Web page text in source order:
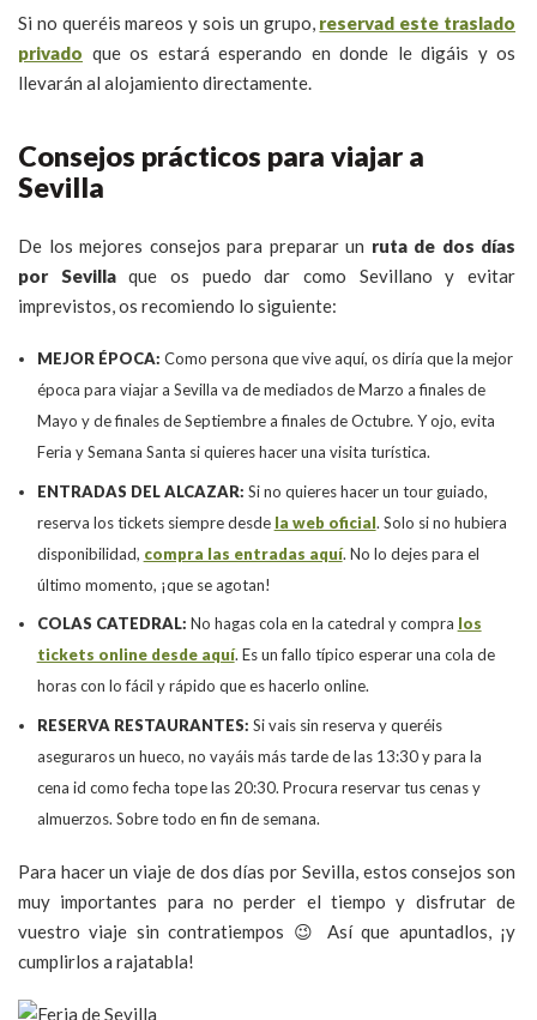
Si no queréis mareos y sois un grupo, reservad este traslado
privado que os estará esperando en donde le digáis y os
llevarán al alojamiento directamente.
Consejos prácticos para viajar a
Sevilla
De los mejores consejos para preparar un ruta de dos días
por Sevillaque os puedo dar como Sevillano y evitar
imprevistos, os recomiendo lo siguiente:
MEJOR ÉPOCA: Como persona que vive aquí, os diría que la mejor
época para viajar a Sevilla va de mediados de Marzo a finales de
Mayo y de finales de Septiembre a finales de Octubre. Y ojo, evita
Feria y Semana Santa si quieres hacer una visita turística.
ENTRADAS DEL ALCAZAR: Si no quieres hacer un tour guiado,
reserva los tickets siempre desde la web oficial. Solo si no hubiera
disponibilidad, compra las entradas aquí. No lo dejes para el
último momento, ¡que se agotan!
COLAS CATEDRAL: No hagas cola en la catedral y compra los
tickets online desde aquí. Es un fallo típico esperar una cola de
horas con lo fácil y rápido que es hacerlo online.
RESERVA RESTAURANTES: Si vais sin reserva y queréis
aseguraros un hueco, no vayáis más tarde de las 13:30 y para la
cena id como fecha tope las 20:30. Procura reservar tus cenas y
almuerzos. Sobre todo en fin de semana.
Para hacer un viaje de dos días por Sevilla, estos consejos son
muy importantes para no perder el tiempo y disfrutar de
vuestro viaje sin contratiempos 😉 Así que apuntadlos, ¡y
cumplirlos a rajatabla!